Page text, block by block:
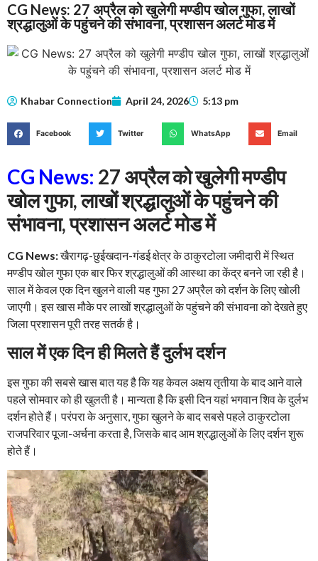
CG News: 27 अप्रैल को खुलेगी मण्डीप खोल गुफा, लाखों
श्रद्धालुओं के पहुंचने की संभावना, प्रशासन अलर्ट मोड में
Khabar Connection April 24, 2026 5:13 pm
Facebook Twitter WhatsApp Email
CG News: 27 अप्रैल को खुलेगी मण्डीप
खोल गुफा, लाखों श्रद्धालुओं के पहुंचने की
संभावना, प्रशासन अलर्ट मोड में
CG News:खैरागढ़-छुईखदान-गंडई क्षेत्र के ठाकुरटोला जमीदारी में स्थित
मण्डीप खोल गुफा एक बार फिर श्रद्धालुओं की आस्था का केंद्र बनने जा रही है।
साल में केवल एक दिन खुलने वाली यह गुफा 27 अप्रैल को दर्शन के लिए खोली
जाएगी। इस खास मौके पर लाखों श्रद्धालुओं के पहुंचने की संभावना को देखते हुए
जिला प्रशासन पूरी तरह सतर्क है।
साल में एक दिन ही मिलते हैं दुर्लभ दर्शन
इस गुफा की सबसे खास बात यह है कि यह केवल अक्षय तृतीया के बाद आने वाले
पहले सोमवार को ही खुलती है। मान्यता है कि इसी दिन यहां भगवान शिव के दुर्लभ
दर्शन होते हैं। परंपरा के अनुसार, गुफा खुलने के बाद सबसे पहले ठाकुरटोला
राजपरिवार पूजा-अर्चना करता है, जिसके बाद आम श्रद्धालुओं के लिए दर्शन शुरू
होते हैं।